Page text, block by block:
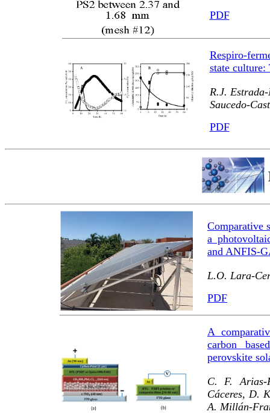
PDF
Respiro-
state culture:
R.J.
Saucedo-
PDF
Comparative
a
and ANFIS-
L.O. Lara-
PDF
A
carbon
perovskite
C. F. Arias-
Cáceres, D.
A. Millán-